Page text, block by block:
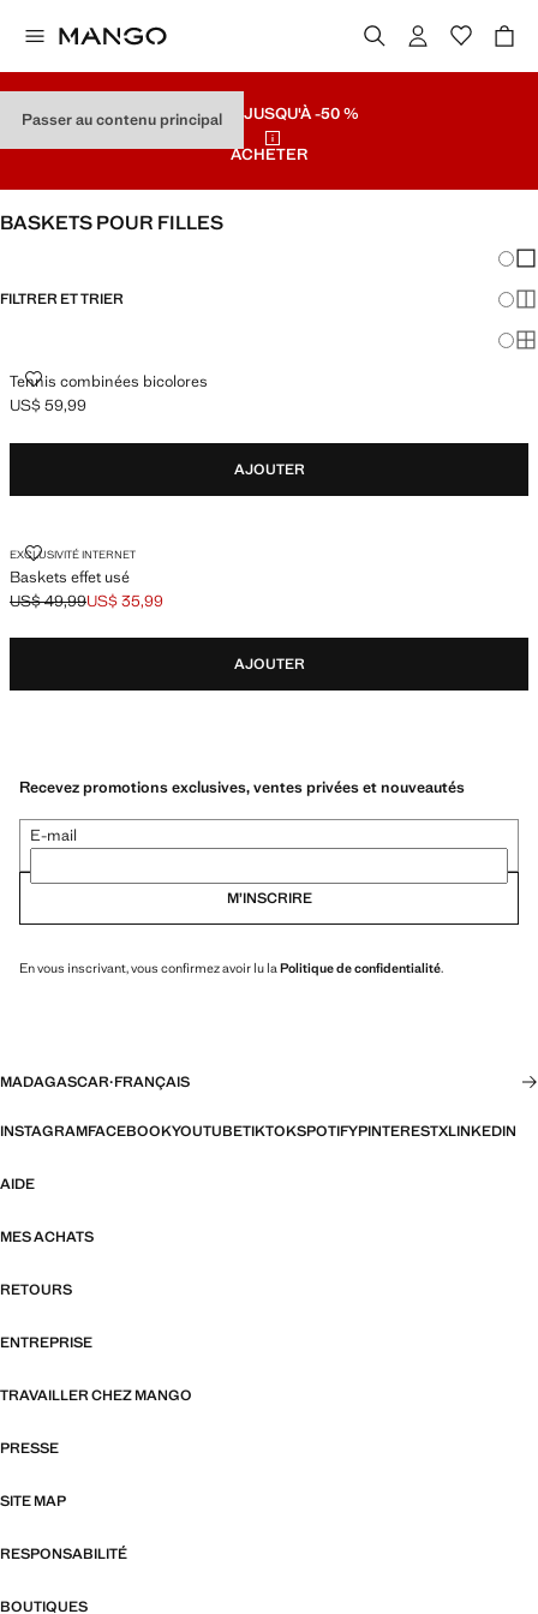
Passer au contenu principal
SOLDES JUSQU'À -50 %
ACHETER
BASKETS POUR FILLES
FILTRER ET TRIER
Tennis combinées bicolores
TENNIS COMBINÉES BICOLORES
Prix actuel [US$ 59,99 ]
US$ 59,99
AJOUTER
EXCLUSIVITÉ INTERNET
Baskets effet usé
BASKETS EFFET USÉ
Prix initial barré [US$ 49,99 ]
US$ 49,99
Prix actuel [US$ 35,99 ]
US$ 35,99
AJOUTER
Recevez promotions exclusives, ventes privées et nouveautés
E-mail
M’INSCRIRE
En vous inscrivant, vous confirmez avoir lu la Politique de confidentialité.
MADAGASCAR·FRANÇAIS
INSTAGRAMFACEBOOKYOUTUBETIKTOKSPOTIFYPINTERESTXLINKEDIN
AIDE
MES ACHATS
RETOURS
ENTREPRISE
TRAVAILLER CHEZ MANGO
PRESSE
SITE MAP
RESPONSABILITÉ
BOUTIQUES